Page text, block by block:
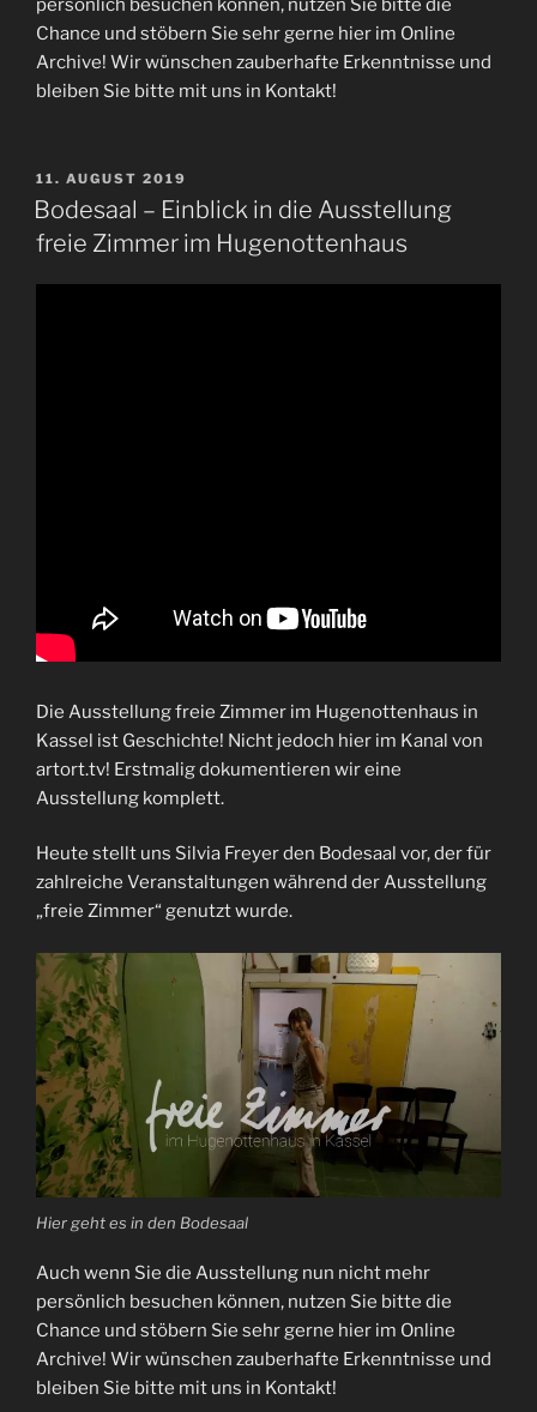
persönlich besuchen können, nutzen Sie bitte die
Chance und stöbern Sie sehr gerne hier im Online
Archive! Wir wünschen zauberhafte Erkenntnisse und
bleiben Sie bitte mit uns in Kontakt!
VERÖFFENTLICHT
AM
11. AUGUST 2019
Bodesaal – Einblick in die Ausstellung
freie Zimmer im Hugenottenhaus
Die Ausstellung freie Zimmer im Hugenottenhaus in
Kassel ist Geschichte! Nicht jedoch hier im Kanal von
artort.tv! Erstmalig dokumentieren wir eine
Ausstellung komplett.
Heute stellt uns Silvia Freyer den Bodesaal vor, der für
zahlreiche Veranstaltungen während der Ausstellung
„freie Zimmer“ genutzt wurde.
Hier geht es in den Bodesaal
Auch wenn Sie die Ausstellung nun nicht mehr
persönlich besuchen können, nutzen Sie bitte die
Chance und stöbern Sie sehr gerne hier im Online
Archive! Wir wünschen zauberhafte Erkenntnisse und
bleiben Sie bitte mit uns in Kontakt!